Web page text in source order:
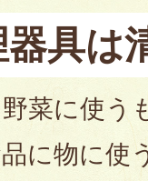
具は
菜に使う
に物に使